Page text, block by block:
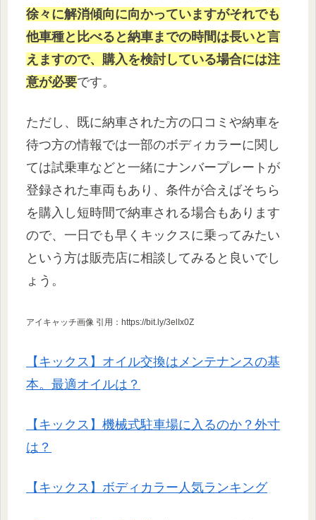
徐々に解消傾向に向かっていますがそれでも
他車種と比べると納車までの時間は長いと言
えますので、購入を検討している場合には注
意が必要です。
ただし、既に納車された方の口コミや納車を
待つ方の情報では一部のボディカラーに関し
ては試乗車などと一緒にナンバープレートが
登録された車両もあり、条件が合えばそちら
を購入し短時間で納車される場合もあります
ので、一日でも早くキックスに乗ってみたい
という方は販売店に相談してみると良いでし
ょう。
アイキャッチ画像 引用：https://bit.ly/3elIx0Z
【キックス】オイル交換はメンテナンスの基
本。最適オイルは？
【キックス】機械式駐車場に入るのか？外寸
は？
【キックス】ボディカラー人気ランキング